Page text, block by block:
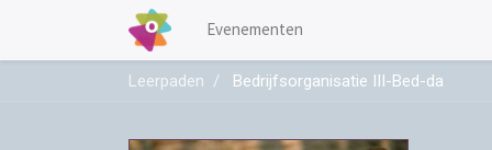
Evenementen
Leerpaden Bedrijfsorganisatie III-Bed-da